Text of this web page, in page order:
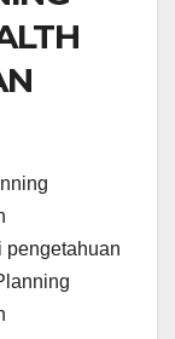
pengetahuan